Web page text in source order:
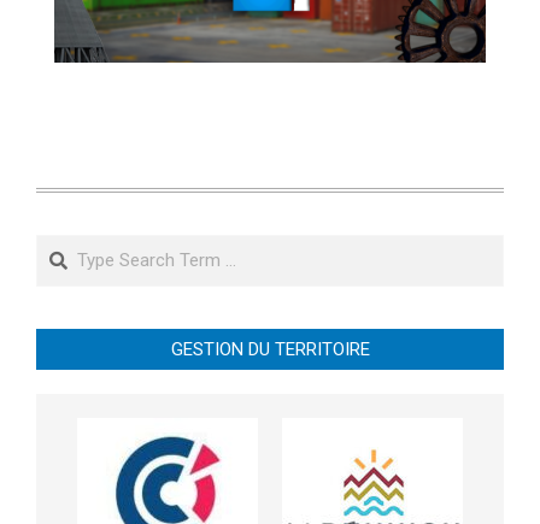
Search
GESTION DU TERRITOIRE